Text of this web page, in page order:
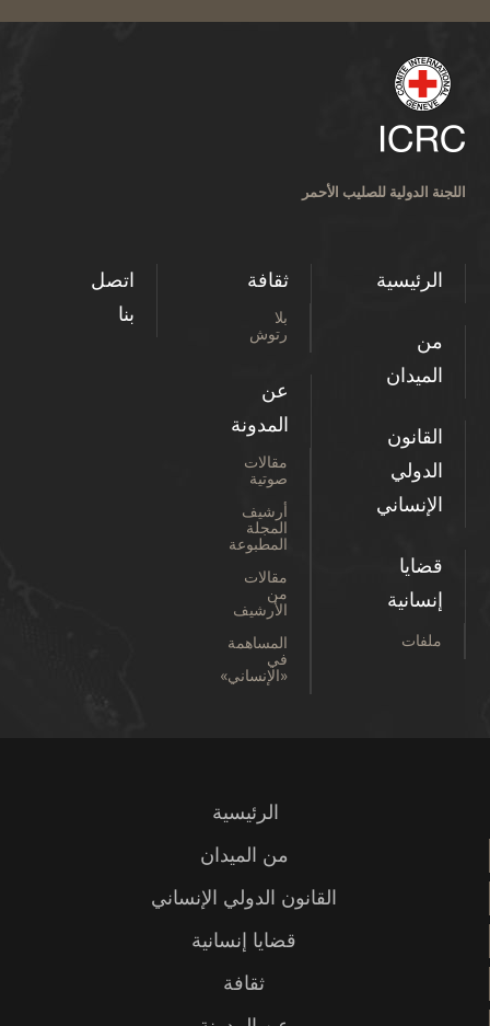
اللجنة الدولية للصليب الأحمر
الرئيسية
من
الميدان
القانون
الدولي
الإنساني
قضايا
إنسانية
ملفات
ثقافة
بلا
رتوش
عن
المدونة
مقالات
صوتية
أرشيف
المجلة
المطبوعة
مقالات
من
الأرشيف
المساهمة
في
«الإنساني»
اتصل
بنا
الرئيسية
من الميدان
القانون الدولي الإنساني
قضايا إنسانية
ثقافة